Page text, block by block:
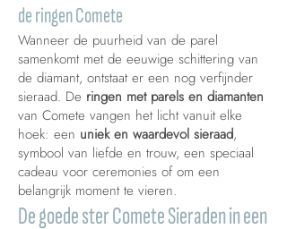
de ringen Comete
Wanneer de puurheid van de parel
samenkomt met de eeuwige schittering van
de diamant, ontstaat er een nog verfijnder
sieraad. De ringen met parels en diamanten
van Comete vangen het licht vanuit elke
hoek: een uniek en waardevol sieraad,
symbool van liefde en trouw, een speciaal
cadeau voor ceremonies of om een
belangrijk moment te vieren.
De goede ster Comete Sieraden in een